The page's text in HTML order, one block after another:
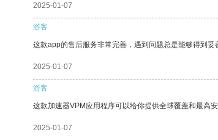
2025-01-07
游客
这款app的售后服务非常完善，遇到问题总是能够得到妥
2025-01-07
游客
这款加速器VPM应用程序可以给你提供全球覆盖和最高安
2025-01-07